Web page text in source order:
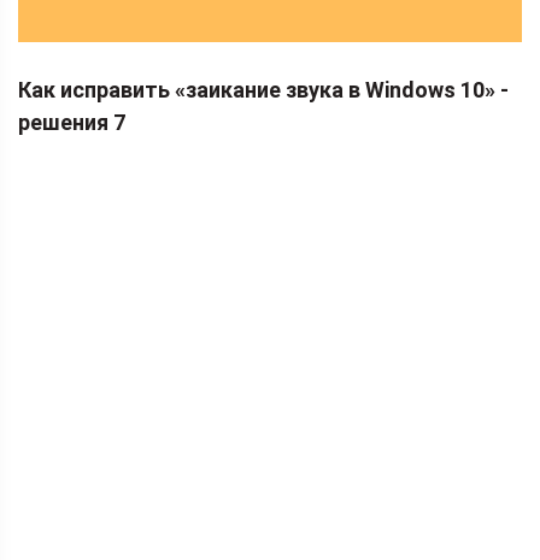
Как исправить «заикание звука в Windows 10» -
решения 7